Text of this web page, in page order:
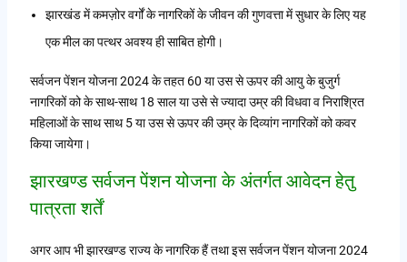
झारखंड में कमज़ोर वर्गों के नागरिकों के जीवन की गुणवत्ता में सुधार के लिए यह
एक मील का पत्थर अवश्य ही साबित होगी।
सर्वजन पेंशन योजना 2024 के तहत 60 या उस से ऊपर की आयु के बुजुर्ग
नागरिकों को के साथ-साथ 18 साल या उसे से ज्यादा उम्र की विधवा व निराश्रित
महिलाओं के साथ साथ 5 या उस से ऊपर की उम्र के दिव्यांग नागरिकों को कवर
किया जायेगा।
झारखण्ड सर्वजन पेंशन योजना के अंतर्गत आवेदन हेतु
पात्रता शर्तें
अगर आप भी झारखण्ड राज्य के नागरिक हैं तथा इस सर्वजन पेंशन योजना 2024